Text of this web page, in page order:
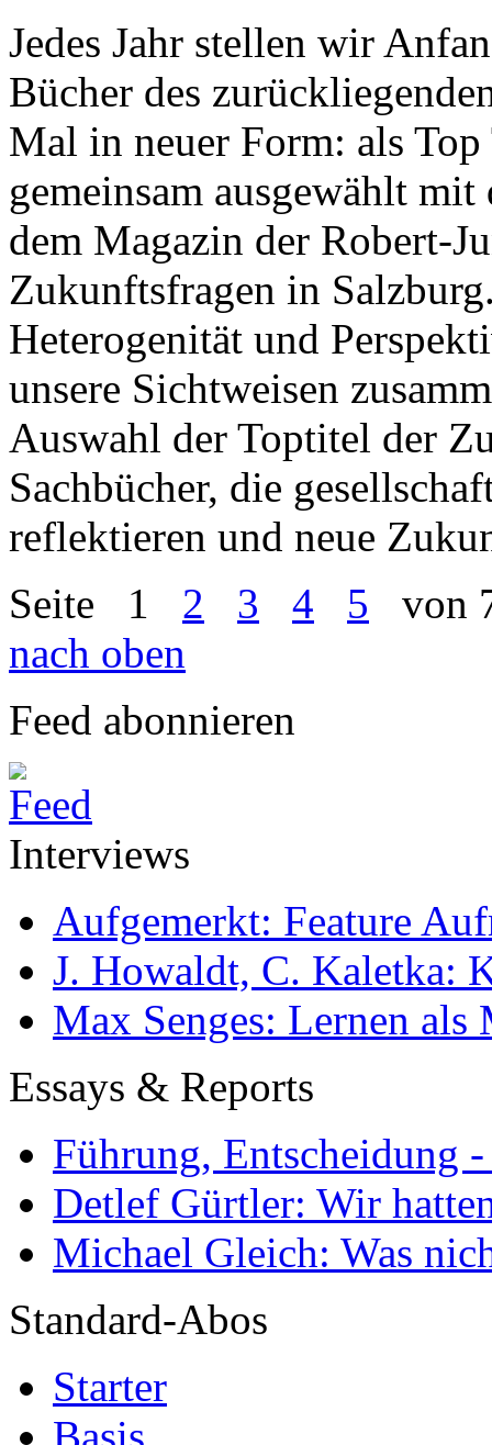
Jedes Jahr stellen wir
Bücher des
Mal in neuer Form: als
gemeinsam ausgewählt
dem Magazin der Robert-
Zukunftsfragen in
Heterogenität und
unsere Sichtweisen
Auswahl der Toptitel der
Sachbücher, die
reflektieren und neue
Seite 1 2 3 4 5 von
nach oben
Feed abonnieren
Interviews
Aufgemerkt: Feature
J. Howaldt, C. Kaletka:
Max Senges: Lernen als
Essays & Reports
Führung, Entscheidung
Detlef Gürtler: Wir
Michael Gleich: Was
Standard-Abos
Starter
Basis